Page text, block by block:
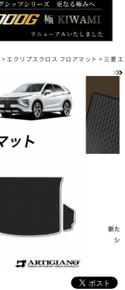
> エクリプスクロス フロアマット > 三菱